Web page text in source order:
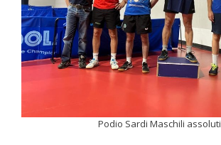
Podio Sardi Maschili assoluti